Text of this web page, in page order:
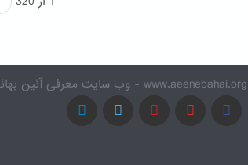
www.aeenebahai.org - وب سایت معرفی آئین بهائی به زبان فارسی